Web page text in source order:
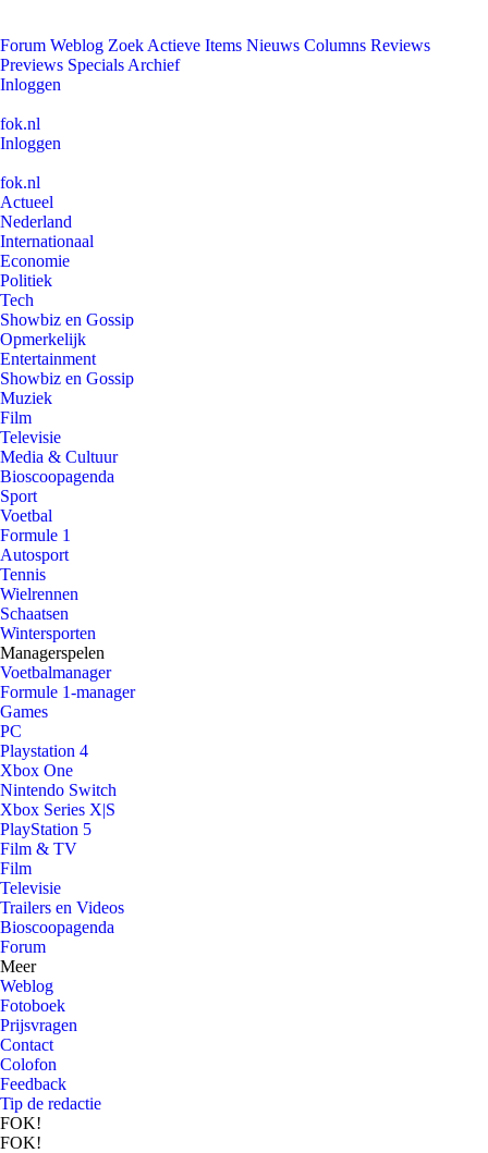
Forum Weblog Zoek Actieve Items Nieuws Columns Reviews
Previews Specials Archief
Inloggen
fok.nl
Inloggen
fok.nl
Actueel
Nederland
Internationaal
Economie
Politiek
Tech
Showbiz en Gossip
Opmerkelijk
Entertainment
Showbiz en Gossip
Muziek
Film
Televisie
Media & Cultuur
Bioscoopagenda
Sport
Voetbal
Formule 1
Autosport
Tennis
Wielrennen
Schaatsen
Wintersporten
Managerspelen
Voetbalmanager
Formule 1-manager
Games
PC
Playstation 4
Xbox One
Nintendo Switch
Xbox Series X|S
PlayStation 5
Film & TV
Film
Televisie
Trailers en Videos
Bioscoopagenda
Forum
Meer
Weblog
Fotoboek
Prijsvragen
Contact
Colofon
Feedback
Tip de redactie
FOK!
FOK!